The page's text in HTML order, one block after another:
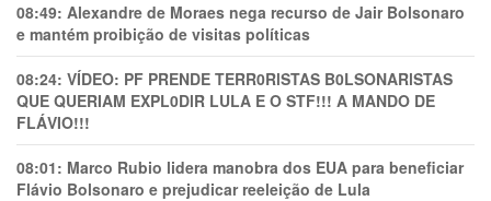
08:49: Alexandre de Moraes nega recurso de Jair Bolsonaro
e mantém proibição de visitas políticas
08:24: VÍDEO: PF PRENDE TERR0RlSTAS B0LSONARlSTAS
QUE QUERIAM EXPL0DlR LULA E O STF!!! A MANDO DE
FLÁVIO!!!
08:01: Marco Rubio lidera manobra dos EUA para beneficiar
Flávio Bolsonaro e prejudicar reeleição de Lula